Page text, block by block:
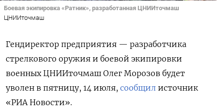
Боевая экипировка «Ратник», разработанная ЦНИИточмаш
ЦНИИточмаш
Гендиректор предприятия — разработчика
стрелкового оружия и боевой экипировки
военных ЦНИИточмаш Олег Морозов будет
уволен в пятницу, 14 июля, сообщил источник
«РИА Новости».